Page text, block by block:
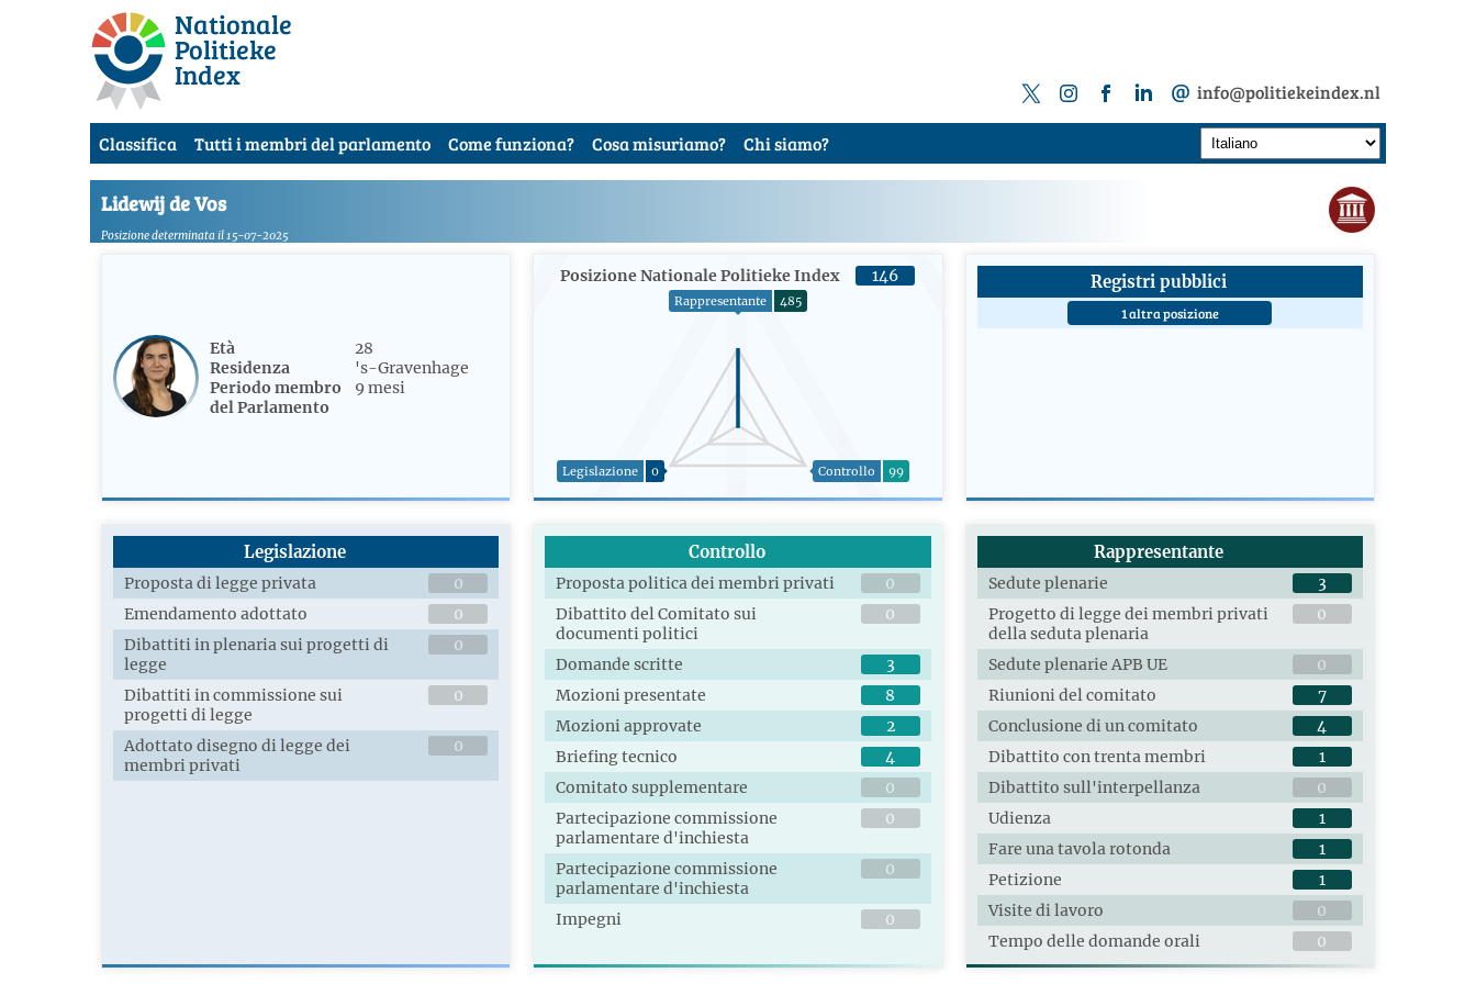
Nationale
Politieke
Index info@politiekeindex.nl
Classifica Tutti i membri del parlamento Come funziona? Cosa misuriamo? Chi siamo?
Lidewij de Vos
Posizione determinata il 15-07-2025
Età
28
Residenza
's-Gravenhage
Periodo membro
del Parlamento
9 mesi
Posizione Nationale Politieke Index 146
Legislazione 0
Rappresentante 485
Controllo 99
Registri pubblici
1 altra posizione
Legislazione
Proposta di legge privata
0
Emendamento adottato
0
Dibattiti in plenaria sui progetti di
legge
0
Dibattiti in commissione sui
progetti di legge
0
Adottato disegno di legge dei
membri privati
0
Controllo
Proposta politica dei membri privati
0
Dibattito del Comitato sui
documenti politici
0
Domande scritte
3
Mozioni presentate
8
Mozioni approvate
2
Briefing tecnico
4
Comitato supplementare
0
Partecipazione commissione
parlamentare d'inchiesta
0
Partecipazione commissione
parlamentare d'inchiesta
0
Impegni 0
Rappresentante
Sedute plenarie
3
Progetto di legge dei membri privati
della seduta plenaria
0
Sedute plenarie APB UE
0
Riunioni del comitato
7
Conclusione di un comitato
4
Dibattito con trenta membri
1
Dibattito sull'interpellanza
0
Udienza
1
Fare una tavola rotonda
1
Petizione
1
Visite di lavoro
0
Tempo delle domande orali
0